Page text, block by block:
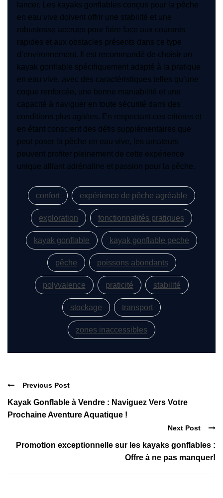
lancer. Les kayaks gonflables conçus pour la pêche
en eau vive doivent offrir une stabilité et une
robustesse accrues pour faire face aux courants
rapides et aux obstacles présents dans ce type
d’environnement. Il est recommandé de choisir un
kayak gonflable spécifiquement adapté à la pratique
en eau vive, avec des caractéristiques telles qu’une
coque renforcée, une bonne maniabilité et une
capacité à naviguer en toute sécurité dans des
conditions plus agitées. En respectant ces critères et
en étant conscient des défis supplémentaires que
peut poser la pêche en eau vive, les amateurs
peuvent profiter pleinement de cette expérience
unique alliant adrénaline et passion pour la pêche.
confort expérience de pêche agréable
exploration fonctionnalités pratiques
kayak gonflable kayak gonflable peche
pêche poissons abondants
polyvalence praticité stabilité
stockage transport
zones inaccessibles
Previous Post
Kayak Gonflable à Vendre : Naviguez Vers Votre
Prochaine Aventure Aquatique !
Next Post
Promotion exceptionnelle sur les kayaks gonflables :
Offre à ne pas manquer!